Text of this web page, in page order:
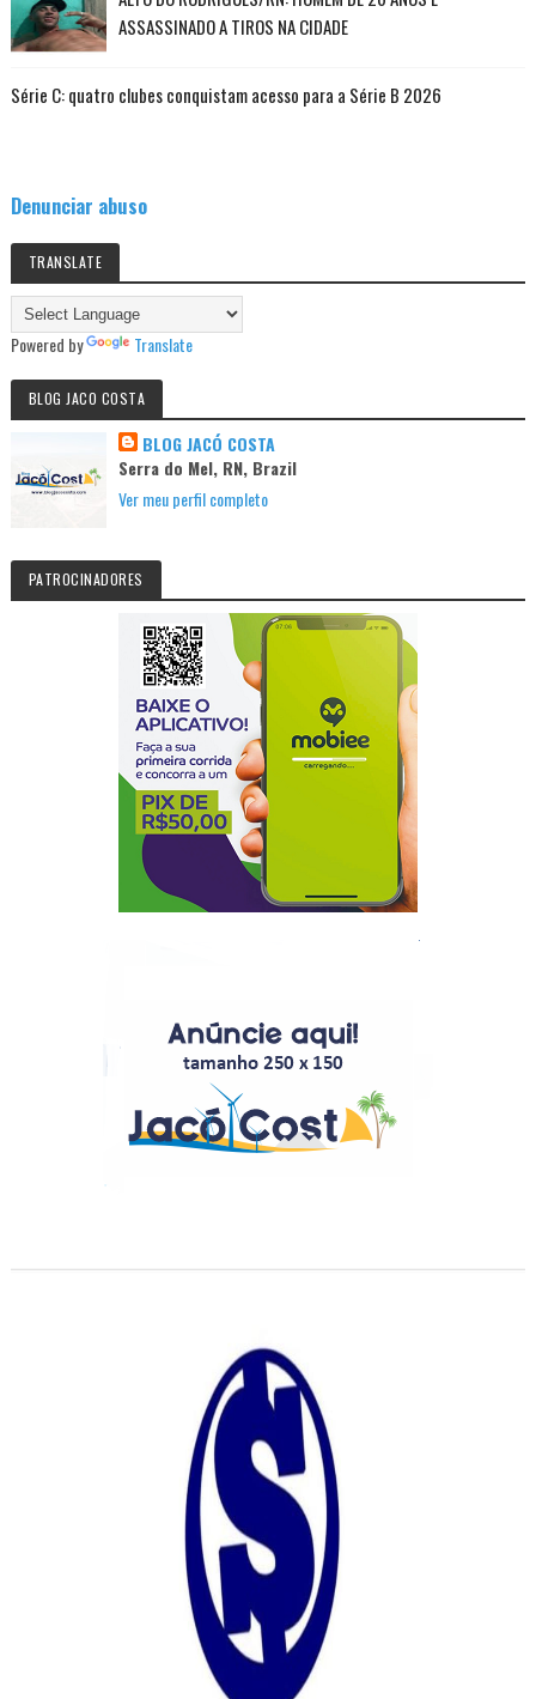
ASSASSINADO A TIROS NA CIDADE
Série C: quatro clubes conquistam acesso para a Série B 2026
Denunciar abuso
TRANSLATE
Powered by Translate
BLOG JACO COSTA
BLOG JACÓ COSTA
Serra do Mel, RN, Brazil
Ver meu perfil completo
PATROCINADORES